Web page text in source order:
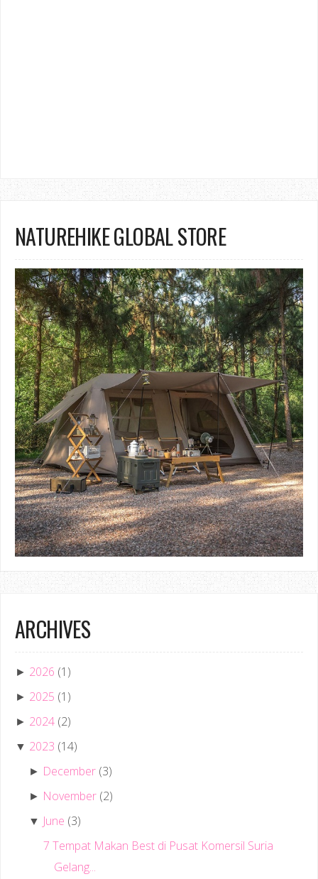
NATUREHIKE GLOBAL STORE
ARCHIVES
► 2026 (1)
► 2025 (1)
► 2024 (2)
▼ 2023 (14)
► December (3)
► November (2)
▼ June (3)
7 Tempat Makan Best di Pusat Komersil Suria
Gelang...